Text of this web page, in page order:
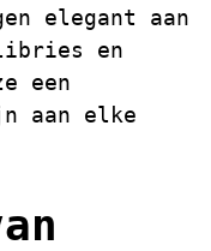
elegant aan
en
een
aan elke